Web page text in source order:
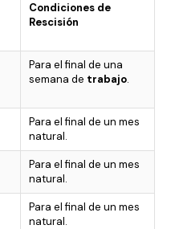
Condiciones de
Rescisión
Para el final de una
semana de trabajo.
Para el final de un mes
natural.
Para el final de un mes
natural.
Para el final de un mes
natural.